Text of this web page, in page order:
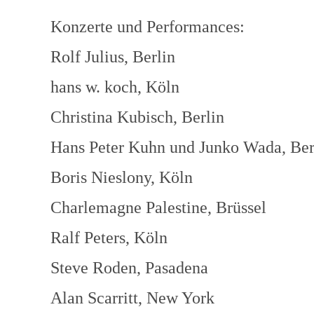
Konzerte und Performances:
Rolf Julius, Berlin
hans w. koch, Köln
Christina Kubisch, Berlin
Hans Peter Kuhn und Junko Wada,
Boris Nieslony, Köln
Charlemagne Palestine, Brüssel
Ralf Peters, Köln
Steve Roden, Pasadena
Alan Scarritt, New York